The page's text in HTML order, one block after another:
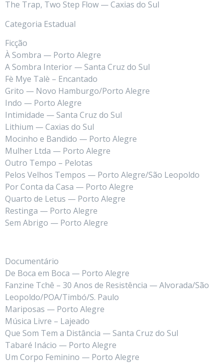
The Trap, Two Step Flow — Caxias do Sul
Categoria Estadual
Ficção
À Sombra — Porto Alegre
A Sombra Interior — Santa Cruz do Sul
Fè Mye Talè – Encantado
Grito — Novo Hamburgo/Porto Alegre
Indo — Porto Alegre
Intimidade — Santa Cruz do Sul
Lithium — Caxias do Sul
Mocinho e Bandido — Porto Alegre
Mulher Ltda — Porto Alegre
Outro Tempo – Pelotas
Pelos Velhos Tempos — Porto Alegre/São Leopoldo
Por Conta da Casa — Porto Alegre
Quarto de Letus — Porto Alegre
Restinga — Porto Alegre
Sem Abrigo — Porto Alegre
Documentário
De Boca em Boca — Porto Alegre
Fanzine Tchê – 30 Anos de Resistência — Alvorada/São
Leopoldo/POA/Timbó/S. Paulo
Mariposas — Porto Alegre
Música Livre – Lajeado
Que Som Tem a Distância — Santa Cruz do Sul
Tabaré Inácio — Porto Alegre
Um Corpo Feminino — Porto Alegre